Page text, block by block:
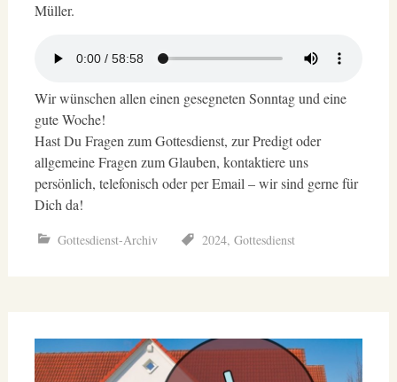
Müller.
Wir wünschen allen einen gesegneten Sonntag und eine
gute Woche!
Hast Du Fragen zum Gottesdienst, zur Predigt oder
allgemeine Fragen zum Glauben, kontaktiere uns
persönlich, telefonisch oder per Email – wir sind gerne für
Dich da!
Gottesdienst-Archiv 2024, Gottesdienst